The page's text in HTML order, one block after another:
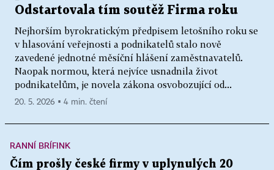
Odstartovala tím soutěž Firma roku
Nejhorším byrokratickým předpisem letošního roku se
v hlasování veřejnosti a podnikatelů stalo nově
zavedené jednotné měsíční hlášení zaměstnavatelů.
Naopak normou, která nejvíce usnadnila život
podnikatelům, je novela zákona osvobozující od...
20. 5. 2026 ▪ 4 min. čtení
RANNÍ BRÍFINK
Čím prošly české firmy v uplynulých 20